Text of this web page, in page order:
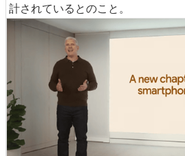
計されているとのこと。